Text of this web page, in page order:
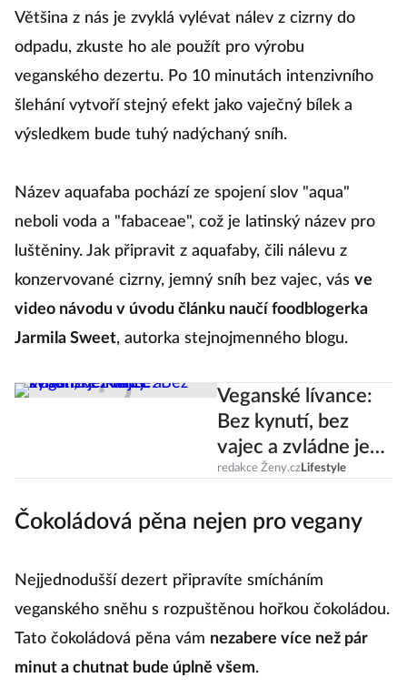
Většina z nás je zvyklá vylévat nálev z cizrny do
odpadu, zkuste ho ale použít pro výrobu
veganského dezertu. Po 10 minutách intenzivního
šlehání vytvoří stejný efekt jako vaječný bílek a
výsledkem bude tuhý nadýchaný sníh.
Název aquafaba pochází ze spojení slov "aqua"
neboli voda a "fabaceae", což je latinský název pro
luštěniny. Jak připravit z aquafaby, čili nálevu z
konzervované cizrny, jemný sníh bez vajec, vás ve
video návodu v úvodu článku naučí foodblogerka
Jarmila Sweet, autorka stejnojmenného blogu.
Veganské lívance:
Bez kynutí, bez
vajec a zvládne je
každý!
redakce Ženy.czLifestyle
Čokoládová pěna nejen pro vegany
Nejjednodušší dezert připravíte smícháním
veganského sněhu s rozpuštěnou hořkou čokoládou.
Tato čokoládová pěna vám nezabere více než pár
minut a chutnat bude úplně všem.